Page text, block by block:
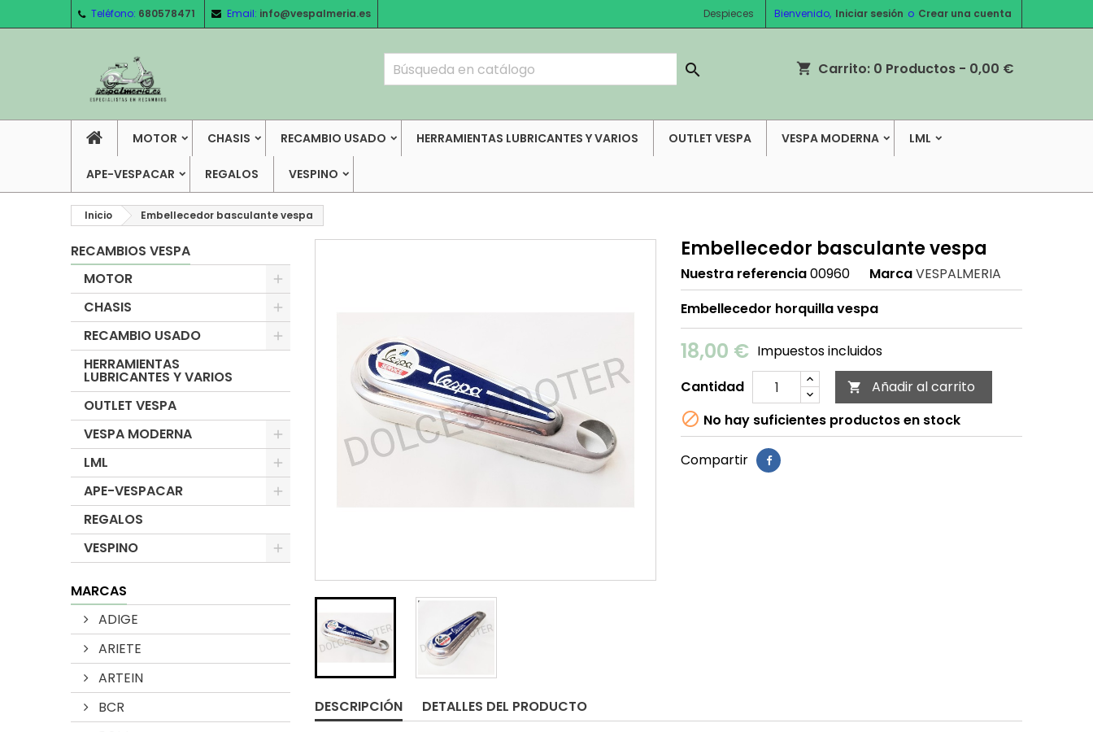
Teléfono: 680578471 Email: info@vespalmeria.es Bienvenido, Iniciar sesión o Crear una cuenta
Despieces
shopping_cart Carrito: 0 Productos - 0,00 €

MOTOR CHASIS RECAMBIO USADO HERRAMIENTAS LUBRICANTES Y VARIOS OUTLET VESPA VESPA MODERNA LML
APE-VESPACAR REGALOS VESPINO
Inicio Embellecedor basculante vespa
RECAMBIOS VESPA
MOTOR
CHASIS
RECAMBIO USADO
HERRAMIENTAS
LUBRICANTES Y VARIOS
OUTLET VESPA
VESPA MODERNA
LML
APE-VESPACAR
REGALOS
VESPINO
MARCAS
ADIGE
ARIETE
ARTEIN
BCR
Embellecedor basculante vespa
Nuestra referencia00960 MarcaVESPALMERIA
Embellecedor horquilla vespa
18,00 € Impuestos incluidos
Cantidad
 Añadir al carrito
 No hay suficientes productos en stock
Compartir
DESCRIPCIÓN DETALLES DEL PRODUCTO